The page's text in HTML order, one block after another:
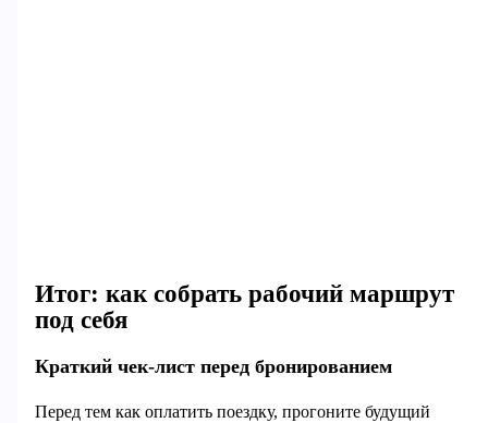
Итог: как собрать рабочий маршрут
под себя
Краткий чек-лист перед бронированием
Перед тем как оплатить поездку, прогоните будущий